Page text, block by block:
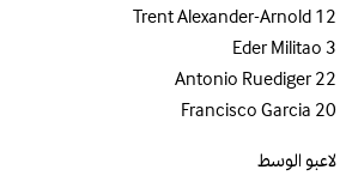
12
Trent Alexander-Arnold
3
Eder Militao
22
Antonio Ruediger
20
Francisco Garcia
لاعبو الوسط